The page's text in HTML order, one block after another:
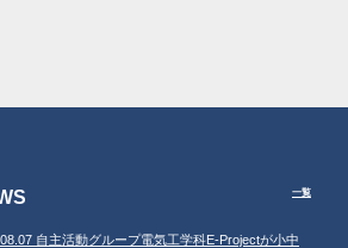
一覧
自主活動グループ電気工学科E-Projectが小中